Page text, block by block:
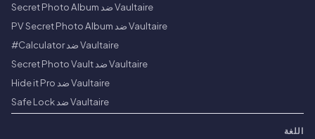
Vaultaire ضد Secret Photo Album
Vaultaire ضد PV Secret Photo Album
Vaultaire ضد Calculator#
Vaultaire ضد Secret Photo Vault
Vaultaire ضد Hide it Pro
Vaultaire ضد Safe Lock
اللغة